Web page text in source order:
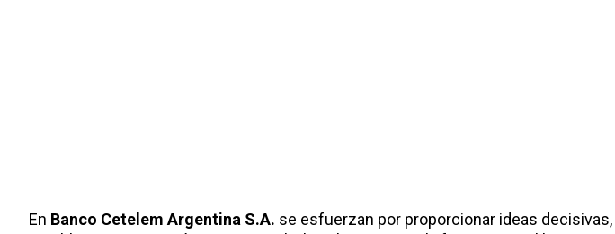
En Banco Cetelem Argentina S.A. se esfuerzan por proporcionar ideas